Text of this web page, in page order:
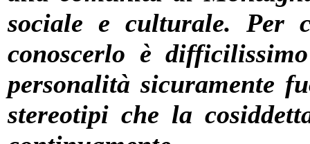
sociale e culturale.
conoscerlo è
personalità sicuramente
stereotipi che la